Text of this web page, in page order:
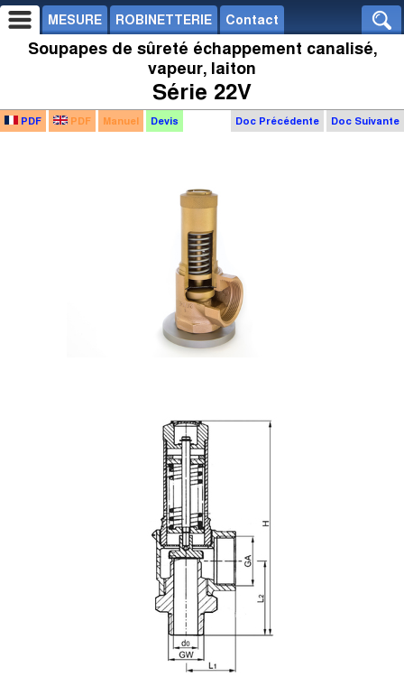
MESURE ROBINETTERIE Contact
Soupapes de sûreté échappement canalisé,
vapeur, laiton
Série 22V
Doc Précédente Doc Suivante
PDF PDF Manuel Devis